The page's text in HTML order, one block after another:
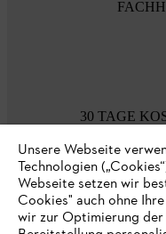
30 TAGE
Unsere Webseite
Technologien
Webseite setzen wir
Cookies" auch ohne
wir zur Optimierung